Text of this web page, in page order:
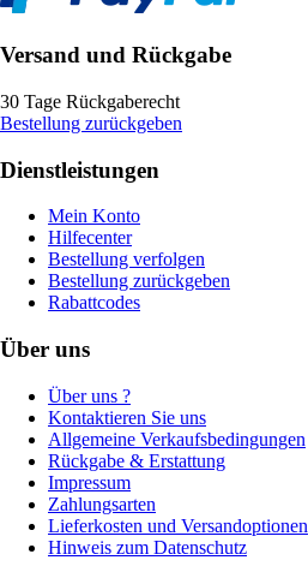
Versand und Rückgabe
30 Tage Rückgaberecht
Bestellung zurückgeben
Dienstleistungen
Mein Konto
Hilfecenter
Bestellung verfolgen
Bestellung zurückgeben
Rabattcodes
Über uns
Über uns ?
Kontaktieren Sie uns
Allgemeine Verkaufsbedingungen
Rückgabe & Erstattung
Impressum
Zahlungsarten
Lieferkosten und Versandoptionen
Hinweis zum Datenschutz